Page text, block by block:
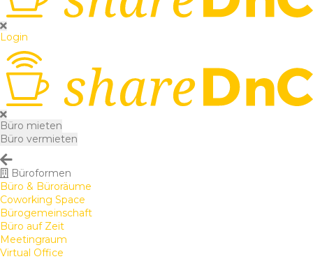
Login
Büro mieten
Büro vermieten
Büroformen
Büro & Büroräume
Coworking Space
Bürogemeinschaft
Büro auf Zeit
Meetingraum
Virtual Office